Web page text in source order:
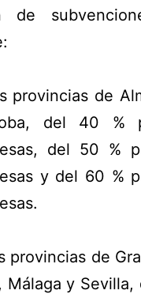
de
provincias de
del 40 %
del 50 %
y del 60 %
provincias de
Málaga y Sevilla,